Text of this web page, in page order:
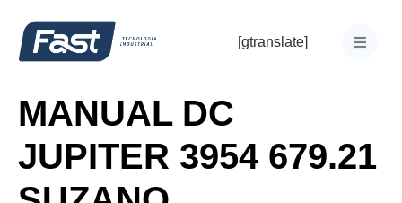
[gtranslate]
MANUAL DC
JUPITER 3954 679.21